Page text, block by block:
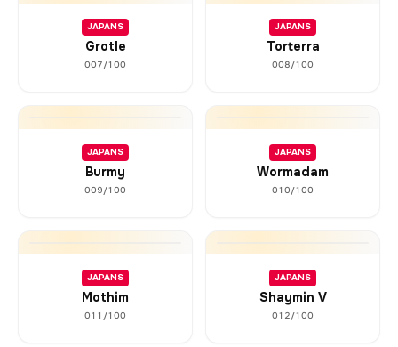
JAPANS
Grotle
007/100
JAPANS
Torterra
008/100
JAPANS
Burmy
009/100
JAPANS
Wormadam
010/100
JAPANS
Mothim
011/100
JAPANS
Shaymin V
012/100